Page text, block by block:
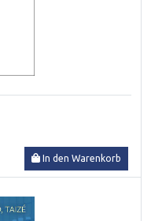
In den Warenkorb